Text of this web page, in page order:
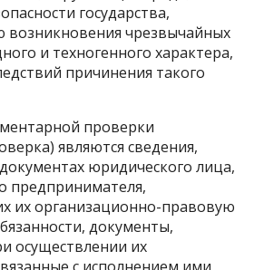
государства,
чрезвычайных
и техногенного характера,
причинения такого
проверки
являются сведения,
юридического лица,
предпринимателя,
их организационно-правовую
документы,
осуществлении их